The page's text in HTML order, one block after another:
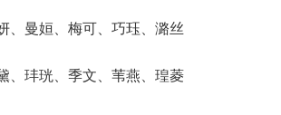
、曼姮、梅可、巧珏、潞丝
、玤珖、季文、苇燕、瑝菱